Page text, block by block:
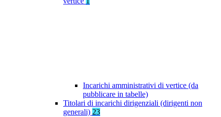
Incarichi amministrativi di vertice (da
pubblicare in tabelle)
Titolari di incarichi dirigenziali (dirigenti non
generali) 23